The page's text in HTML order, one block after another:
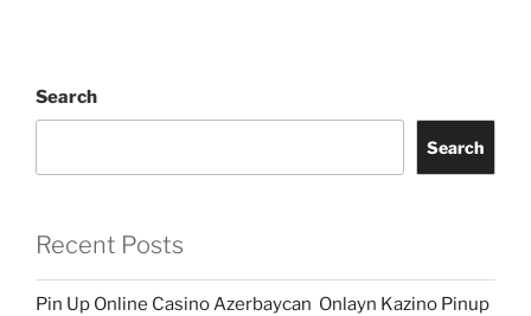
Search
Search
Recent Posts
Pin Up Online Casino Azerbaycan ️ Onlayn Kazino Pinup